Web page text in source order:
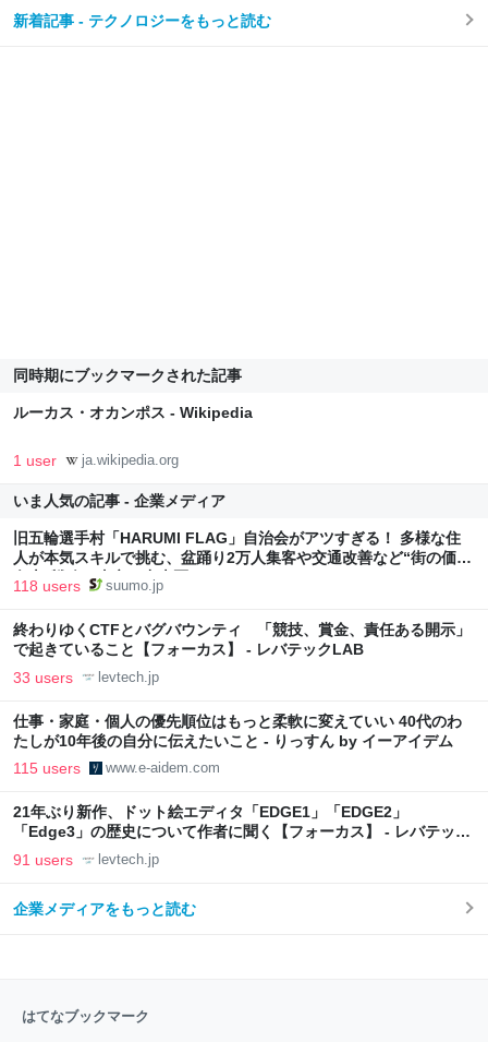
新着記事 - テクノロジーをもっと読む
同時期にブックマークされた記事
ルーカス・オカンポス - Wikipedia
1 user ja.wikipedia.org
いま人気の記事 - 企業メディア
旧五輪選手村「HARUMI FLAG」自治会がアツすぎる！ 多様な住
人が本気スキルで挑む、盆踊り2万人集客や交通改善など“街の価値
向上”戦略 東京・中央区
118 users suumo.jp
終わりゆくCTFとバグバウンティ 「競技、賞金、責任ある開示」
で起きていること【フォーカス】 - レバテックLAB
33 users levtech.jp
仕事・家庭・個人の優先順位はもっと柔軟に変えていい 40代のわ
たしが10年後の自分に伝えたいこと - りっすん by イーアイデム
115 users www.e-aidem.com
21年ぶり新作、ドット絵エディタ「EDGE1」「EDGE2」
「Edge3」の歴史について作者に聞く【フォーカス】 - レバテック
LAB
91 users levtech.jp
企業メディアをもっと読む
はてなブックマーク